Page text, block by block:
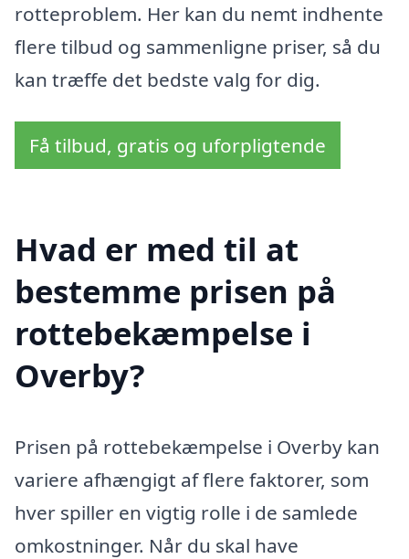
rotteproblem. Her kan du nemt indhente
flere tilbud og sammenligne priser, så du
kan træffe det bedste valg for dig.
Få tilbud, gratis og uforpligtende
Hvad er med til at
bestemme prisen på
rottebekæmpelse i
Overby?
Prisen på rottebekæmpelse i Overby kan
variere afhængigt af flere faktorer, som
hver spiller en vigtig rolle i de samlede
omkostninger. Når du skal have